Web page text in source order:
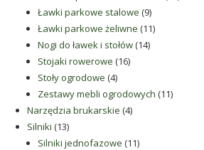
Ławki parkowe stalowe 99
produktów
Ławki parkowe żeliwne 1111
Nogi do ławek i stołów 1414
Stojaki rowerowe 1616
Stoły ogrodowe 44
produkty
Zestawy mebli ogrodowych 1111
Narzędzia brukarskie 44
Silniki 1313
produktów
Silniki jednofazowe 1111